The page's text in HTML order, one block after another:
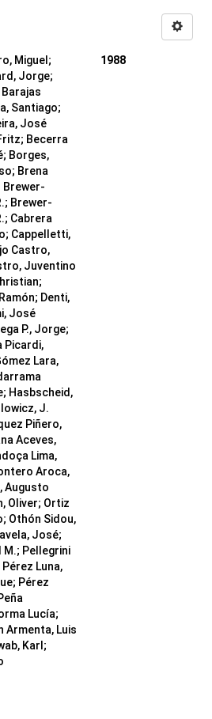
Miguel;
Jorge;
Santiago;
José
Becerra
Borges,
Brena
Brewer-
Brewer-
Cabrera
Cappelletti,
Castro,
Juventino
Denti,
José
P., Jorge;
Picardi,
Lara,
Hasbscheid,
J.
Piñero,
Aceves,
Lima,
Aroca,
Augusto
Oliver; Ortiz
Othón Sidou,
José;
M.; Pellegrini
Luna,
Pérez
Lucía;
Armenta, Luis
Karl;
1988